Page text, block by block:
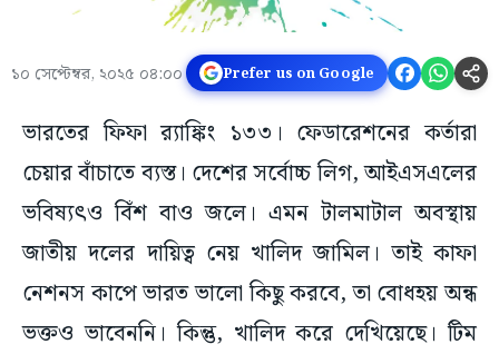
১০ সেপ্টেম্বর, ২০২৫ ০৪:০০ Prefer us on Google
ভারতের ফিফা র‌্যাঙ্কিং ১৩৩। ফেডারেশনের কর্তারা
চেয়ার বাঁচাতে ব্যস্ত। দেশের সর্বোচ্চ লিগ, আইএসএলের
ভবিষ্যৎও বিঁশ বাও জলে। এমন টালমাটাল অবস্থায়
জাতীয় দলের দায়িত্ব নেয় খালিদ জামিল। তাই কাফা
নেশনস কাপে ভারত ভালো কিছু করবে, তা বোধহয় অন্ধ
ভক্তও ভাবেননি। কিন্তু, খালিদ করে দেখিয়েছে। টিম